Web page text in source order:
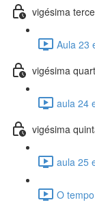
vigésima
Aula 23
vigésima
aula 24
vigésima
aula 25
O